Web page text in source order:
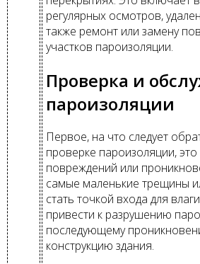
регулярных осмотров,
также ремонт или замену
участков пароизоляции.
Проверка и
пароизоляции
Первое, на что следует
проверке пароизоляции,
повреждений или
самые маленькие трещины
стать точкой входа для
привести к разрушению
последующему
конструкцию здания.